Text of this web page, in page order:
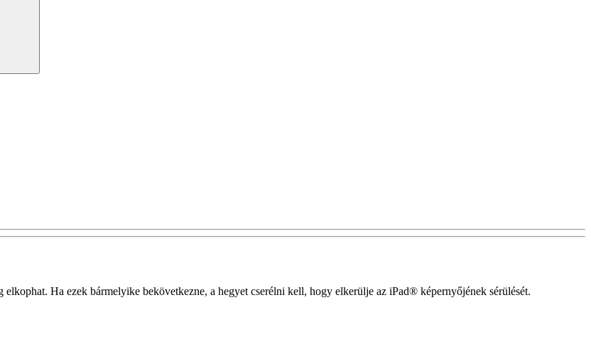
Ha ezek bármelyike bekövetkezne, a hegyet cserélni kell, hogy elkerülje az iPad® képernyőjének sérülését.